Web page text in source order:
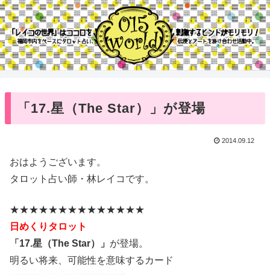
「17.星（The Star）」が登場
2014.09.12
おはようございます。
タロット占い師・林レイコです。
★★★★★★★★★★★★★★
日めくりタロット
「17.星（The Star）」 が登場。
明るい将来、可能性を意味するカード